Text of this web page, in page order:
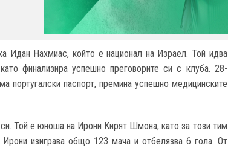
Идан Нахмиас, който е национал на Израел. Той идва
финализира успешно преговорите си с клуба. 28-
португалски паспорт, премина успешно медицинските
Той е юноша на Ирони Кирят Шмона, като за този тим
изиграва общо 123 мача и отбелязва 6 гола. От